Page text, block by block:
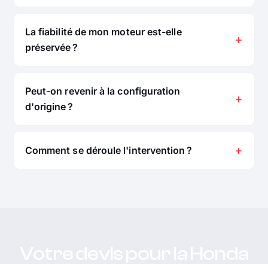
La fiabilité de mon moteur est-elle
préservée ?
Peut-on revenir à la configuration
d'origine ?
Comment se déroule l'intervention ?